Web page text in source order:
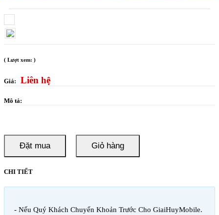
( Lượt xem: )
Giá: Liên hệ
Mô tả:
Đặt mua Giỏ hàng
CHI TIẾT
- Nếu Quý Khách Chuyển Khoản Trước Cho GiaiHuyMobile.